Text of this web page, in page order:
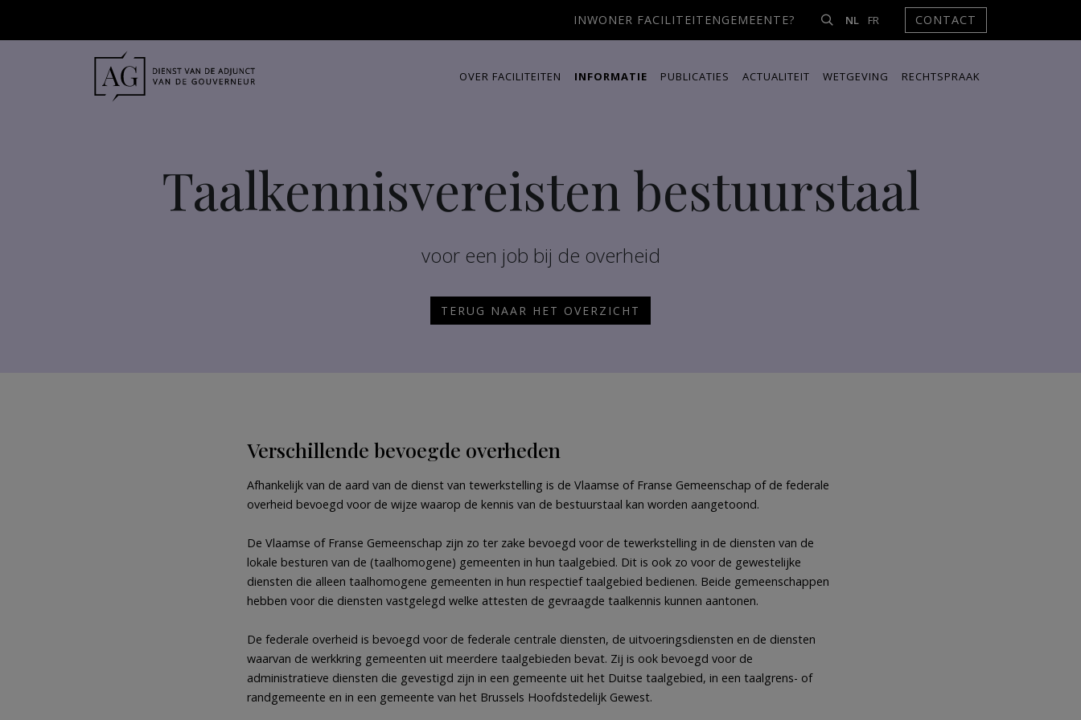
INWONER FACILITEITENGEMEENTE? NL FR CONTACT
OVER FACILITEITEN INFORMATIE PUBLICATIES ACTUALITEIT WETGEVING RECHTSPRAAK
Taalkennisvereisten bestuurstaal
voor een job bij de overheid
TERUG NAAR HET OVERZICHT
Verschillende bevoegde overheden
Afhankelijk van de aard van de dienst van tewerkstelling is de Vlaamse of Franse Gemeenschap of de federale
overheid bevoegd voor de wijze waarop de kennis van de bestuurstaal kan worden aangetoond.
De Vlaamse of Franse Gemeenschap zijn zo ter zake bevoegd voor de tewerkstelling in de diensten van de
lokale besturen van de (taalhomogene) gemeenten in hun taalgebied. Dit is ook zo voor de gewestelijke
diensten die alleen taalhomogene gemeenten in hun respectief taalgebied bedienen. Beide gemeenschappen
hebben voor die diensten vastgelegd welke attesten de gevraagde taalkennis kunnen aantonen.
De federale overheid is bevoegd voor de federale centrale diensten, de uitvoeringsdiensten en de diensten
waarvan de werkkring gemeenten uit meerdere taalgebieden bevat. Zij is ook bevoegd voor de
administratieve diensten die gevestigd zijn in een gemeente uit het Duitse taalgebied, in een taalgrens- of
randgemeente en in een gemeente van het Brussels Hoofdstedelijk Gewest.